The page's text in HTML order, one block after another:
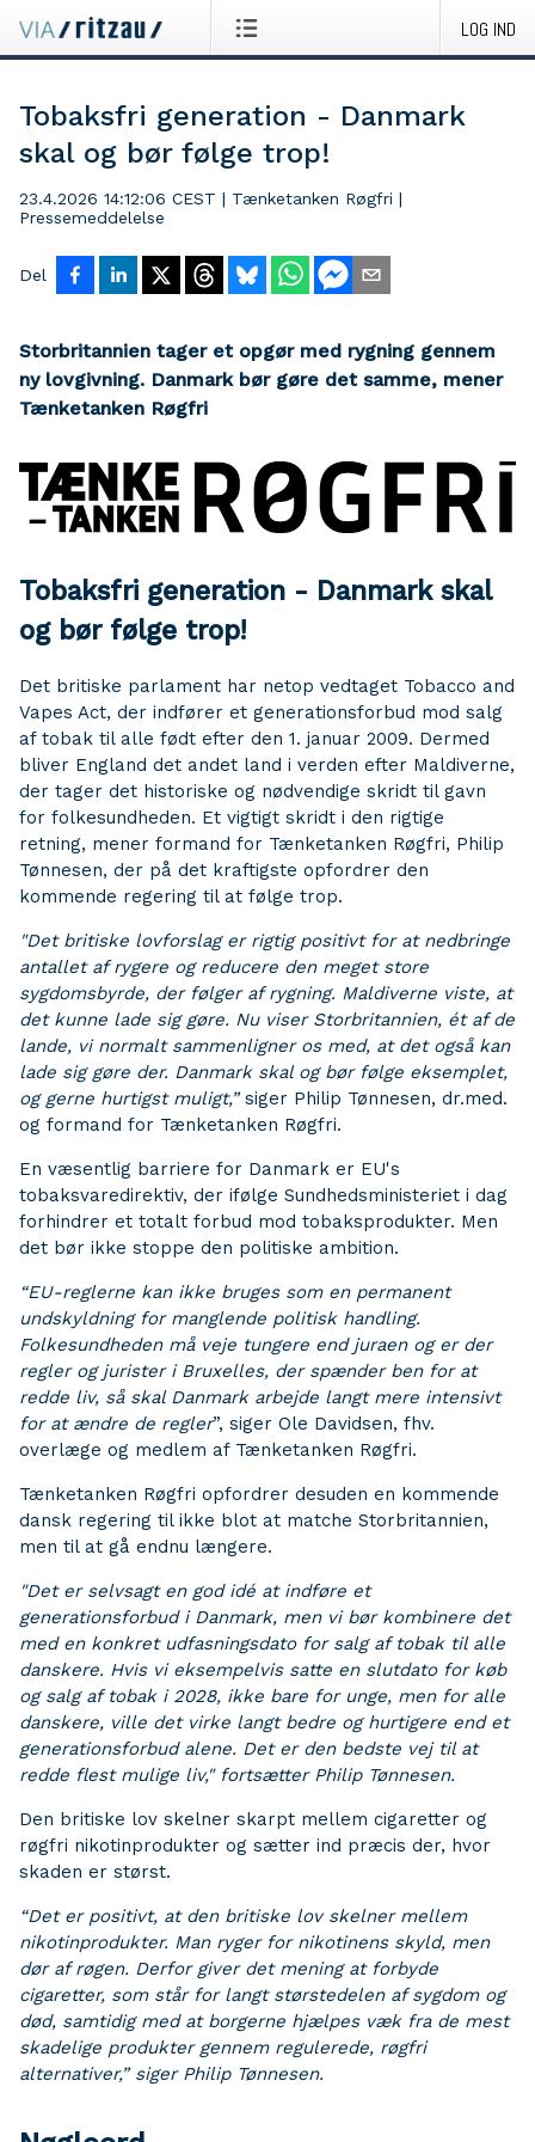
LOG IND
Tobaksfri generation - Danmark
skal og bør følge trop!
23.4.2026 14:12:06 CEST | Tænketanken Røgfri |
Pressemeddelelse
Del
Storbritannien tager et opgør med rygning gennem
ny lovgivning. Danmark bør gøre det samme, mener
Tænketanken Røgfri
Tobaksfri generation - Danmark skal
og bør følge trop!
Det britiske parlament har netop vedtaget Tobacco and
Vapes Act, der indfører et generationsforbud mod salg
af tobak til alle født efter den 1. januar 2009. Dermed
bliver England det andet land i verden efter Maldiverne,
der tager det historiske og nødvendige skridt til gavn
for folkesundheden. Et vigtigt skridt i den rigtige
retning, mener formand for Tænketanken Røgfri, Philip
Tønnesen, der på det kraftigste opfordrer den
kommende regering til at følge trop.
"Det britiske lovforslag er rigtig positivt for at nedbringe
antallet af rygere og reducere den meget store
sygdomsbyrde, der følger af rygning. Maldiverne viste, at
det kunne lade sig gøre. Nu viser Storbritannien, ét af de
lande, vi normalt sammenligner os med, at det også kan
lade sig gøre der. Danmark skal og bør følge eksemplet,
og gerne hurtigst muligt,”siger Philip Tønnesen, dr.med.
og formand for Tænketanken Røgfri.
En væsentlig barriere for Danmark er EU's
tobaksvaredirektiv, der ifølge Sundhedsministeriet i dag
forhindrer et totalt forbud mod tobaksprodukter. Men
det bør ikke stoppe den politiske ambition.
“EU-reglerne kan ikke bruges som en permanent
undskyldning for manglende politisk handling.
Folkesundheden må veje tungere end juraen og er der
regler og jurister i Bruxelles, der spænder ben for at
redde liv, så skal Danmark arbejde langt mere intensivt
for at ændre de regler”, siger Ole Davidsen, fhv.
overlæge og medlem af Tænketanken Røgfri.
Tænketanken Røgfri opfordrer desuden en kommende
dansk regering til ikke blot at matche Storbritannien,
men til at gå endnu længere.
"Det er selvsagt en god idé at indføre et
generationsforbud i Danmark, men vi bør kombinere det
med en konkret udfasningsdato for salg af tobak til alle
danskere. Hvis vi eksempelvis satte en slutdato for køb
og salg af tobak i 2028, ikke bare for unge, men for alle
danskere, ville det virke langt bedre og hurtigere end et
generationsforbud alene. Det er den bedste vej til at
redde flest mulige liv," fortsætter Philip Tønnesen.
Den britiske lov skelner skarpt mellem cigaretter og
røgfri nikotinprodukter og sætter ind præcis der, hvor
skaden er størst.
“Det er positivt, at den britiske lov skelner mellem
nikotinprodukter. Man ryger for nikotinens skyld, men
dør af røgen. Derfor giver det mening at forbyde
cigaretter, som står for langt størstedelen af sygdom og
død, samtidig med at borgerne hjælpes væk fra de mest
skadelige produkter gennem regulerede, røgfri
alternativer,” siger Philip Tønnesen.